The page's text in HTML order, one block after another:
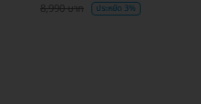
8,990 บาท ประหยัด 3%